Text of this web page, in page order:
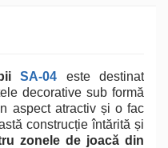
SA-04
este destinat
decorative sub formă
aspect atractiv și o fac
construcție întărită și
zonele de joacă din